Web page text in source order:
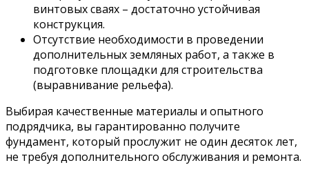
винтовых сваях – достаточно устойчивая
конструкция.
Отсутствие необходимости в проведении
дополнительных земляных работ, а также в
подготовке площадки для строительства
(выравнивание рельефа).
Выбирая качественные материалы и опытного
подрядчика, вы гарантированно получите
фундамент, который прослужит не один десяток лет,
не требуя дополнительного обслуживания и ремонта.